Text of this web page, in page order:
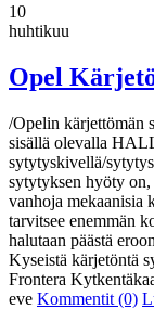
10
huhtikuu
Opel
/Opelin kärjettömän
sisällä olevalla
sytytyskivellä/
sytytyksen hyöty on,
vanhoja mekaanisia
tarvitsee enemmän
halutaan päästä
Kyseistä kärjetöntä
Frontera
eve Kommentit (0)